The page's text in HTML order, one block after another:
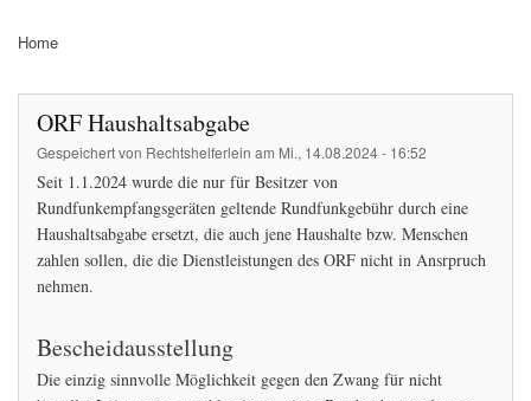
Home
ORF Haushaltsabgabe
Gespeichert von Rechtshelferlein am Mi., 14.08.2024 - 16:52
Seit 1.1.2024 wurde die nur für Besitzer von
Rundfunkempfangsgeräten geltende Rundfunkgebühr durch eine
Haushaltsabgabe ersetzt, die auch jene Haushalte bzw. Menschen
zahlen sollen, die die Dienstleistungen des ORF nicht in Ansrpruch
nehmen.
Bescheidausstellung
Die einzig sinnvolle Möglichkeit gegen den Zwang für nicht